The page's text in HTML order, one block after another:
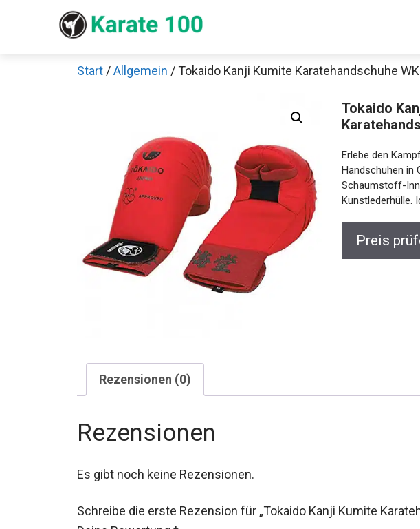
Start /Allgemein / Tokaido Kanji Kumite Karatehandschuhe
Tokaido
Erlebe den
Handschuhen in
Schaumstoff-
Kunstlederhülle.
Preis
Rezensionen (0)
Rezensionen
Es gibt noch keine Rezensionen.
Schreibe die erste Rezension für „Tokaido Kanji Kumite
Schaue dir jetzt die